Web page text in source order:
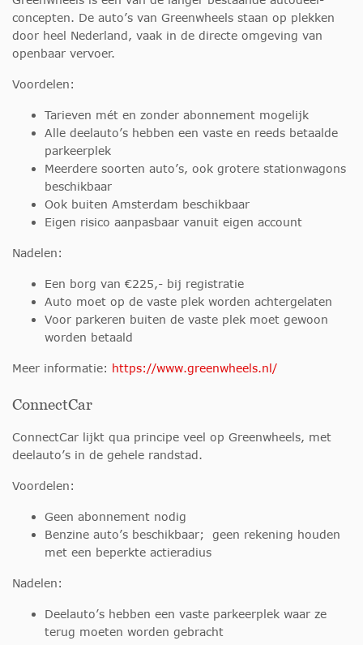
concepten. De auto’s van Greenwheels staan op plekken
door heel Nederland, vaak in de directe omgeving van
openbaar vervoer.
Voordelen:
Tarieven mét en zonder abonnement mogelijk
Alle deelauto’s hebben een vaste en reeds betaalde
parkeerplek
Meerdere soorten auto’s, ook grotere stationwagons
beschikbaar
Ook buiten Amsterdam beschikbaar
Eigen risico aanpasbaar vanuit eigen account
Nadelen:
Een borg van €225,- bij registratie
Auto moet op de vaste plek worden achtergelaten
Voor parkeren buiten de vaste plek moet gewoon
worden betaald
Meer informatie: https://www.greenwheels.nl/
ConnectCar
ConnectCar lijkt qua principe veel op Greenwheels, met
deelauto’s in de gehele randstad.
Voordelen:
Geen abonnement nodig
Benzine auto’s beschikbaar; geen rekening houden
met een beperkte actieradius
Nadelen:
Deelauto’s hebben een vaste parkeerplek waar ze
terug moeten worden gebracht